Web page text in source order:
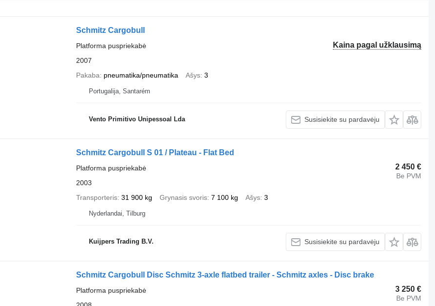
Schmitz Cargobull
Kaina pagal užklausimą
Platforma puspriekabė
2007
Pakaba
pneumatika/pneumatika Ašys 3
Portugalija, Santarém
Vento Primitivo Unipessoal Lda Susisiekite su pardavėju
Schmitz Cargobull S 01 / Plateau - Flat Bed
2 450 €
Be PVM
Platforma puspriekabė
2003
Transporteris 31 900 kg Grynasis svoris 7 100 kg Ašys 3
Nyderlandai, Tilburg
Kuijpers Trading B.V. Susisiekite su pardavėju
Schmitz Cargobull Disc Schmitz 3-axle flatbed trailer - Schmitz axles - Disc brake
3 250 €
Be PVM
Platforma puspriekabė